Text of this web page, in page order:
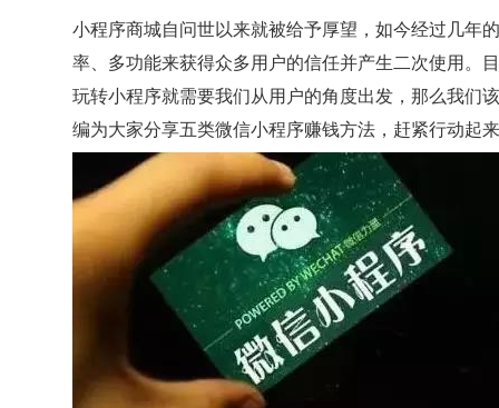
小程序商城自问世以来就被给予厚望，如今经过几年
率、多功能来获得众多用户的信任并产生二次使用。
玩转小程序就需要我们从用户的角度出发，那么我们
编为大家分享五类微信小程序赚钱方法，赶紧行动起